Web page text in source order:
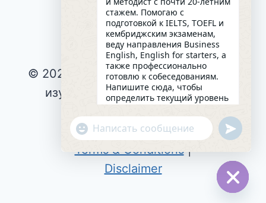
© 2026 Интересное и эффективное
изучение английского языка |
Cookie Policy|
Terms & Conditions|
Disclaimer
стажем. Помогаю с
подготовкой к IELTS, TOEFL и
кембриджским экзаменам,
веду направления Business
English, English for starters, а
также профессионально
готовлю к собеседованиям.
Напишите сюда, чтобы
определить текущий уровень
английского и составить
индивидуальный план
занятий. Какова главная цель
в изучении языка на
сегодняшний день?
"+chaty_settings.lang.emoji_picker+"
WhatsApp
Message